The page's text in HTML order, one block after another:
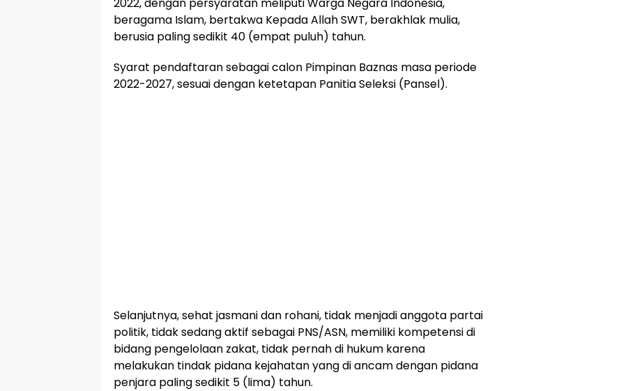
beragama Islam, bertakwa Kepada Allah SWT, berakhlak mulia,
berusia paling sedikit 40 (empat puluh) tahun.
Syarat pendaftaran sebagai calon Pimpinan Baznas masa periode
2022-2027, sesuai dengan ketetapan Panitia Seleksi (Pansel).
Selanjutnya, sehat jasmani dan rohani, tidak menjadi anggota partai
politik, tidak sedang aktif sebagai PNS/ASN, memiliki kompetensi di
bidang pengelolaan zakat, tidak pernah di hukum karena
melakukan tindak pidana kejahatan yang di ancam dengan pidana
penjara paling sedikit 5 (lima) tahun.